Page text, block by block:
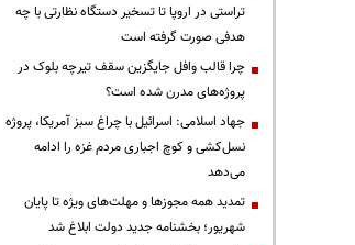
تراستی در اروپا تا تسخیر دستگاه نظارتی با چه
هدفی صورت گرفته است
چرا قالب وافل جایگزین سقف تیرچه بلوک در
پروژه‌های مدرن شده است؟
جهاد اسلامی: اسرائیل با چراغ سبز آمریکا، پروژه
نسل‌کشی و کوچ اجباری مردم غزه را ادامه
می‌دهد
تمدید همه مجوزها و مهلت‌های ویژه تا پایان
شهریور؛ بخشنامه جدید دولت ابلاغ شد